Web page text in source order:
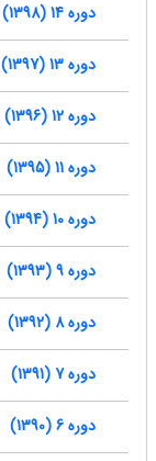
دوره 14 (1398)
دوره 13 (1397)
دوره 12 (1396)
دوره 11 (1395)
دوره 10 (1394)
دوره 9 (1393)
دوره 8 (1392)
دوره 7 (1391)
دوره 6 (1390)